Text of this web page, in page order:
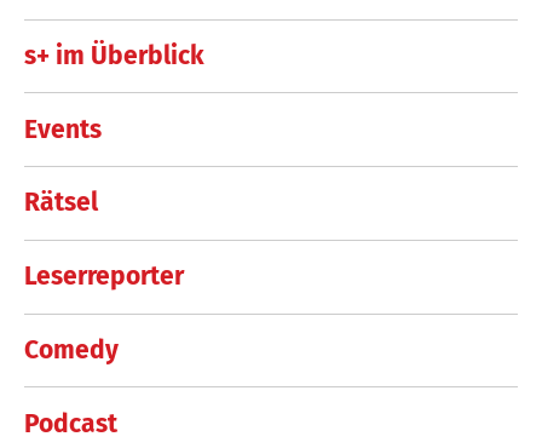
s+ im Überblick
Events
Rätsel
Leserreporter
Comedy
Podcast